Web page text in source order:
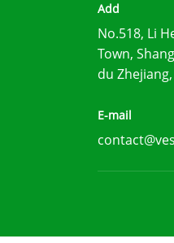
Add
No.518, Li
Town,
du
E-mail